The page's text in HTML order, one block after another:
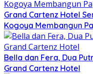
Grand Cartenz Hotel
Kogoya Membangun
Bella dan Fera, Dua
Grand Cartenz Hotel